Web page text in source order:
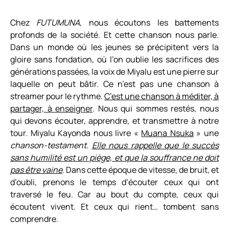
Chez FUTUMUNA, nous écoutons les battements
profonds de la société. Et cette chanson nous parle.
Dans un monde où les jeunes se précipitent vers la
gloire sans fondation, où l’on oublie les sacrifices des
générations passées, la voix de Miyalu est une pierre sur
laquelle on peut bâtir. Ce n’est pas une chanson à
streamer pour le rythme.C’est une chanson à méditer, à
partager, à enseigner. Nous qui sommes restés, nous
qui devons écouter, apprendre, et transmettre à notre
tour. Miyalu Kayonda nous livre « Muana Nsuka » une
chanson-testament. Elle nous rappelle que le succès
sans humilité est un piège, et que la souffrance ne doit
pas être vaine. Dans cette époque de vitesse, de bruit, et
d’oubli, prenons le temps d’écouter ceux qui ont
traversé le feu. Car au bout du compte, ceux qui
écoutent vivent. Et ceux qui rient… tombent sans
comprendre.